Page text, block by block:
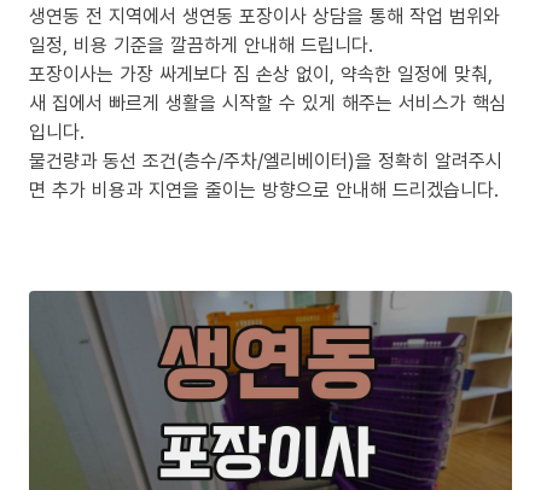
생연동 전 지역에서 생연동 포장이사 상담을 통해 작업 범위와
일정, 비용 기준을 깔끔하게 안내해 드립니다.
포장이사는 가장 싸게보다 짐 손상 없이, 약속한 일정에 맞춰,
새 집에서 빠르게 생활을 시작할 수 있게 해주는 서비스가 핵심
입니다.
물건량과 동선 조건(층수/주차/엘리베이터)을 정확히 알려주시
면 추가 비용과 지연을 줄이는 방향으로 안내해 드리겠습니다.